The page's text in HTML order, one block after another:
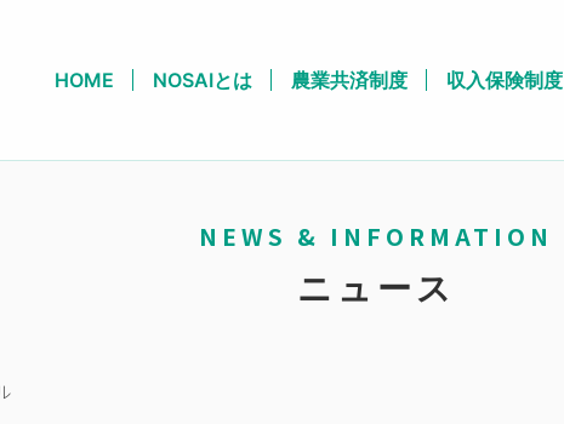
HOME NOSAIとは 農業共済制度 収入保険制度
NEWS & INFORMATION
ニュース